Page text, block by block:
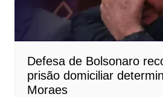
Defesa de Bolsonaro
prisão domiciliar
Moraes